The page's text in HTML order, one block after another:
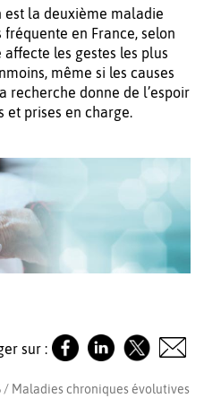
est la deuxième maladie
en France, selon
affecte les gestes les plus
même si les causes
recherche donne de l’espoir
et prises en charge.
sur :
/ Maladies chroniques évolutives